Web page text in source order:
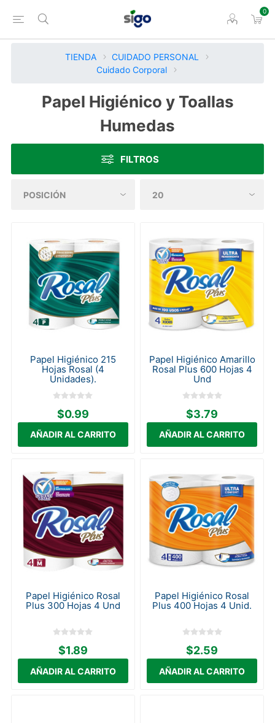
0
TIENDA
CUIDADO PERSONAL
Cuidado Corporal
Papel Higiénico y Toallas
Humedas
FILTROS
Papel Higiénico 215
Hojas Rosal (4
Unidades).
$0.99
Papel Higiénico Amarillo
Rosal Plus 600 Hojas 4
Und
$3.79
Papel Higiénico Rosal
Plus 300 Hojas 4 Und
$1.89
Papel Higiénico Rosal
Plus 400 Hojas 4 Unid.
$2.59